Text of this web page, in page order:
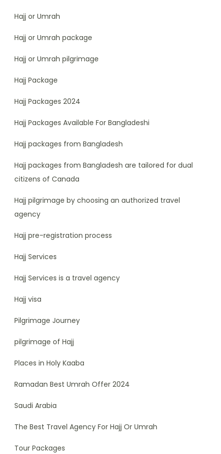
Hajj or Umrah
Hajj or Umrah package
Hajj or Umrah pilgrimage
Hajj Package
Hajj Packages 2024
Hajj Packages Available For Bangladeshi
Hajj packages from Bangladesh
Hajj packages from Bangladesh are tailored for dual
citizens of Canada
Hajj pilgrimage by choosing an authorized travel
agency
Hajj pre-registration process
Hajj Services
Hajj Services is a travel agency
Hajj visa
Pilgrimage Journey
pilgrimage of Hajj
Places in Holy Kaaba
Ramadan Best Umrah Offer 2024
Saudi Arabia
The Best Travel Agency For Hajj Or Umrah
Tour Packages